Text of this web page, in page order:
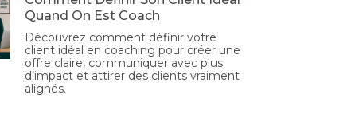
Quand On Est Coach
Découvrez comment définir votre
client idéal en coaching pour créer une
offre claire, communiquer avec plus
d’impact et attirer des clients vraiment
alignés.